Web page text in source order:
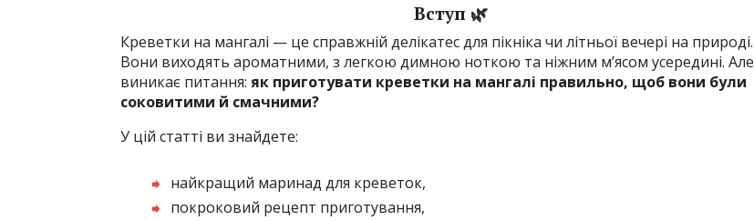
Вступ 🌿
Креветки на мангалі — це справжній делікатес для пікніка чи літньої вечері на природі.
Вони виходять ароматними, з легкою димною ноткою та ніжним м’ясом усередині. Але
виникає питання: як приготувати креветки на мангалі правильно, щоб вони були
соковитими й смачними?
У цій статті ви знайдете:
найкращий маринад для креветок,
покроковий рецепт приготування,